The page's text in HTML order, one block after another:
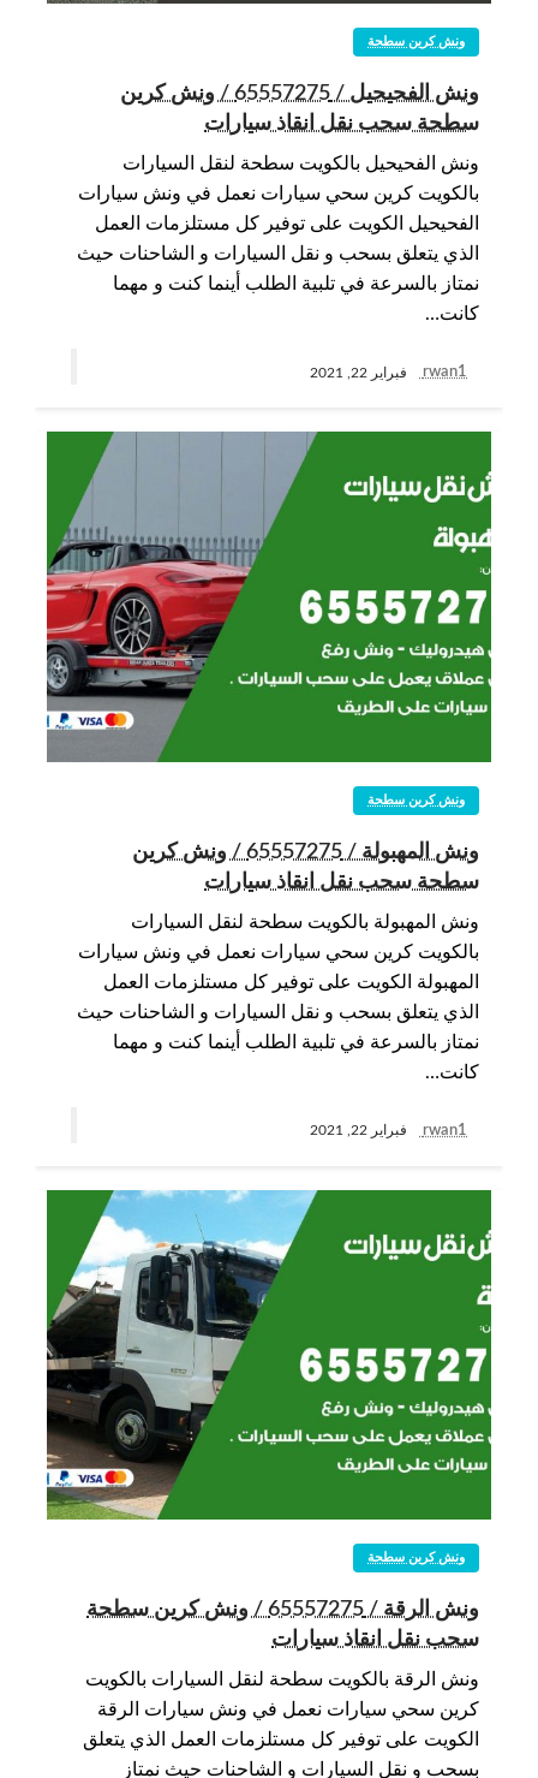
ونش كرين سطحة
ونش الفحيحيل / 65557275 / ونش كرين
سطحة سحب نقل انقاذ سيارات
ونش الفحيحيل بالكويت سطحة لنقل السيارات
بالكويت كرين سحي سيارات نعمل في ونش سيارات
الفحيحيل الكويت على توفير كل مستلزمات العمل
الذي يتعلق بسحب و نقل السيارات و الشاحنات حيث
نمتاز بالسرعة في تلبية الطلب أينما كنت و مهما
كانت…
rwan1 فبراير 22, 2021
ونش كرين سطحة
ونش المهبولة / 65557275 / ونش كرين
سطحة سحب نقل انقاذ سيارات
ونش المهبولة بالكويت سطحة لنقل السيارات
بالكويت كرين سحي سيارات نعمل في ونش سيارات
المهبولة الكويت على توفير كل مستلزمات العمل
الذي يتعلق بسحب و نقل السيارات و الشاحنات حيث
نمتاز بالسرعة في تلبية الطلب أينما كنت و مهما
كانت…
rwan1 فبراير 22, 2021
ونش كرين سطحة
ونش الرقة / 65557275 / ونش كرين سطحة
سحب نقل انقاذ سيارات
ونش الرقة بالكويت سطحة لنقل السيارات بالكويت
كرين سحي سيارات نعمل في ونش سيارات الرقة
الكويت على توفير كل مستلزمات العمل الذي يتعلق
بسحب و نقل السيارات و الشاحنات حيث نمتاز